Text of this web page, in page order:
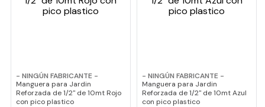
- NINGÚN FABRICANTE -
Manguera para Jardin
Reforzada de 1/2" de 10mt Rojo
con pico plastico
- NINGÚN FABRICANTE -
Manguera para Jardin
Reforzada de 1/2" de 10mt Azul
con pico plastico